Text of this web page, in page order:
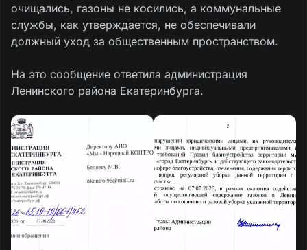
очищались, газоны не косились, а коммунальные
службы, как утверждается, не обеспечивали
должный уход за общественным пространством.
На это сообщение ответила администрация
Ленинского района Екатеринбурга.